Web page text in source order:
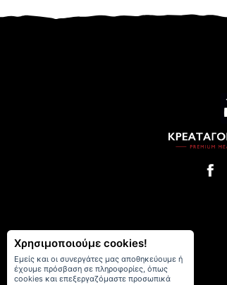
Χρησιμοποιούμε cookies!
Εμείς και οι συνεργάτες μας αποθηκεύουμε ή
έχουμε πρόσβαση σε πληροφορίες, όπως
cookies και επεξεργαζόμαστε προσωπικά